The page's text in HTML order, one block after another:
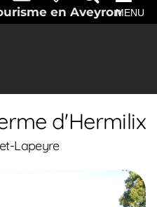
en AveyronMENU
d'Hermilix
Lapeyre